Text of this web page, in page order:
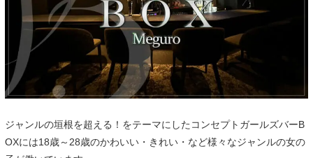
ジャンルの垣根を超える！をテーマにしたコンセプトガールズバーB
OXには18歳～28歳のかわいい・きれい・など様々なジャンルの女の